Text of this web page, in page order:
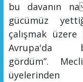
bu davanın
gücümüz
çalışmak
Avrupa'da
gördüm”.